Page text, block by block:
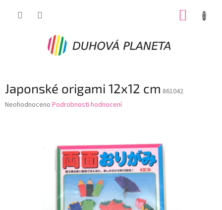
Japonské origami 12x12 cm 861042
Průměrné
Neohodnoceno Podrobnosti hodnocení